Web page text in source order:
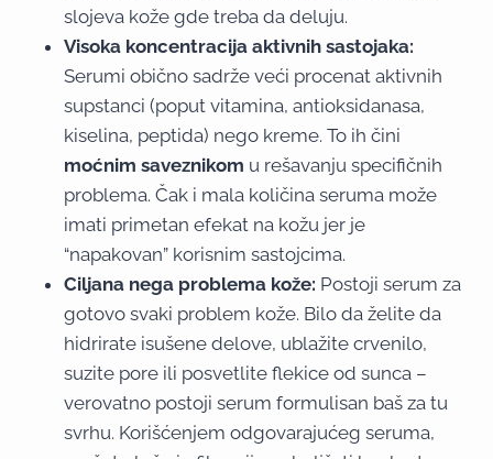
slojeva kože gde treba da deluju.
Visoka koncentracija aktivnih sastojaka:
Serumi obično sadrže veći procenat aktivnih
supstanci (poput vitamina, antioksidanasa,
kiselina, peptida) nego kreme. To ih čini
moćnim saveznikom u rešavanju specifičnih
problema. Čak i mala količina seruma može
imati primetan efekat na kožu jer je
“napakovan” korisnim sastojcima.
Ciljana nega problema kože: Postoji serum za
gotovo svaki problem kože. Bilo da želite da
hidrirate isušene delove, ublažite crvenilo,
suzite pore ili posvetlite flekice od sunca –
verovatno postoji serum formulisan baš za tu
svrhu. Korišćenjem odgovarajućeg seruma,